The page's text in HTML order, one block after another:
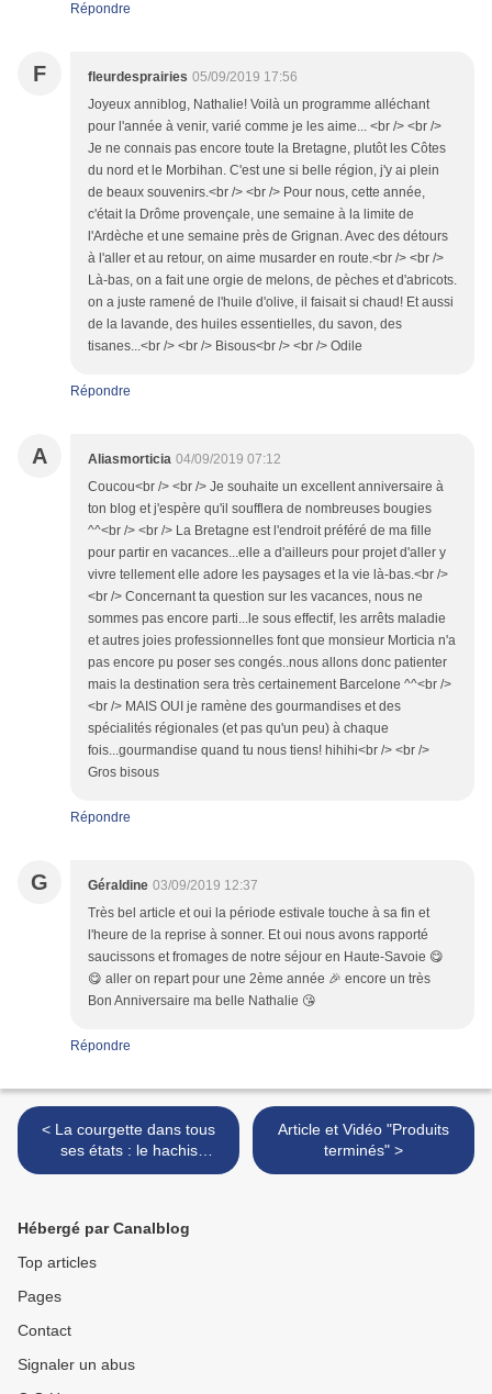
Répondre
F fleurdesprairies 05/09/2019 17:56
Joyeux anniblog, Nathalie! Voilà un programme alléchant
pour l'année à venir, varié comme je les aime... <br /> <br />
Je ne connais pas encore toute la Bretagne, plutôt les Côtes
du nord et le Morbihan. C'est une si belle région, j'y ai plein
de beaux souvenirs.<br /> <br /> Pour nous, cette année,
c'était la Drôme provençale, une semaine à la limite de
l'Ardèche et une semaine près de Grignan. Avec des détours
à l'aller et au retour, on aime musarder en route.<br /> <br />
Là-bas, on a fait une orgie de melons, de pèches et d'abricots.
on a juste ramené de l'huile d'olive, il faisait si chaud! Et aussi
de la lavande, des huiles essentielles, du savon, des
tisanes...<br /> <br /> Bisous<br /> <br /> Odile
Répondre
A Aliasmorticia 04/09/2019 07:12
Coucou<br /> <br /> Je souhaite un excellent anniversaire à
ton blog et j'espère qu'il soufflera de nombreuses bougies
^^<br /> <br /> La Bretagne est l'endroit préféré de ma fille
pour partir en vacances...elle a d'ailleurs pour projet d'aller y
vivre tellement elle adore les paysages et la vie là-bas.<br />
<br /> Concernant ta question sur les vacances, nous ne
sommes pas encore parti...le sous effectif, les arrêts maladie
et autres joies professionnelles font que monsieur Morticia n'a
pas encore pu poser ses congés..nous allons donc patienter
mais la destination sera très certainement Barcelone ^^<br />
<br /> MAIS OUI je ramène des gourmandises et des
spécialités régionales (et pas qu'un peu) à chaque
fois...gourmandise quand tu nous tiens! hihihi<br /> <br />
Gros bisous
Répondre
G Géraldine 03/09/2019 12:37
Très bel article et oui la période estivale touche à sa fin et
l'heure de la reprise à sonner. Et oui nous avons rapporté
saucissons et fromages de notre séjour en Haute-Savoie 😋
😋 aller on repart pour une 2ème année 🎉 encore un très
Bon Anniversaire ma belle Nathalie 😘
Répondre
< La courgette dans tous
ses états : le hachis
camarguais !
Article et Vidéo "Produits
terminés" >
Hébergé par Canalblog
Top articles
Pages
Contact
Signaler un abus